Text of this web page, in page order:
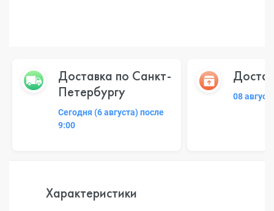
Доставка по Санкт-
Петербургу
Сегодня (6 августа) после
9:00
08
Характеристики